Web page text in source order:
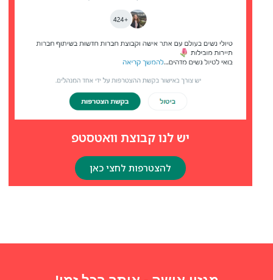
יש לנו קבוצת וואטסטפ
להצטרפות לחצי כאן